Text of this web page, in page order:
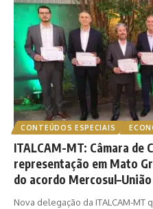
CONTEÚDOS ESPECIAIS
ITALCAM-MT: Câmara de
representação em Mato
do acordo
Nova delegação da ITALCAM-